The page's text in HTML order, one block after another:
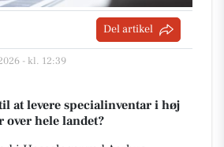
Del artikel
- kl. 12:39
at levere specialinventar i høj
hele landet?